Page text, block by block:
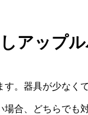
アップ
。器具が少なく
合、どちらでも